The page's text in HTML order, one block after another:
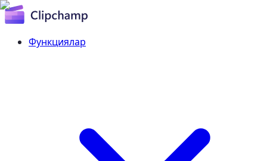
Функциялар